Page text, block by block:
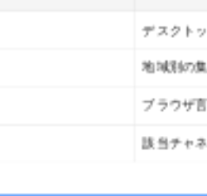
デスクト
地域別の
ブラウザ
該当チャ